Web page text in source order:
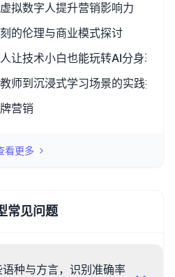
拟数字人提升营销影响力
的伦理与商业模式探讨
让技术小白也能玩转AI分身革命
师到沉浸式学习场景的实践探索
营销
看更多
常见问题
种与方言，识别准确率